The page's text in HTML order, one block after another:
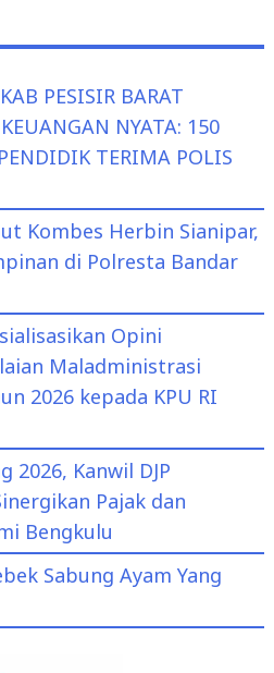
PESISIR BARAT
NYATA: 150
TERIMA POLIS
Kombes Herbin Sianipar,
di Polresta Bandar
Opini
Maladministrasi
2026 kepada KPU RI
2026, Kanwil DJP
Pajak dan
Bengkulu
Sabung Ayam Yang